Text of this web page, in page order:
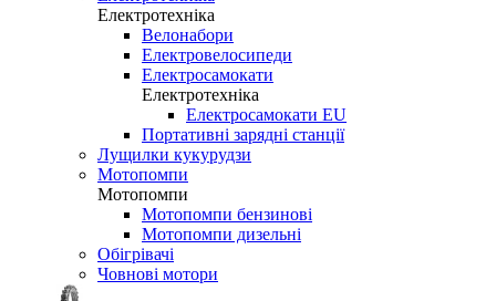
Електротехніка
Велонабори
Електровелосипеди
Електросамокати
Електротехніка
Електросамокати EU
Портативні зарядні станції
Лущилки кукурудзи
Мотопомпи
Мотопомпи
Мотопомпи бензинові
Мотопомпи дизельні
Обігрівачі
Човнові мотори